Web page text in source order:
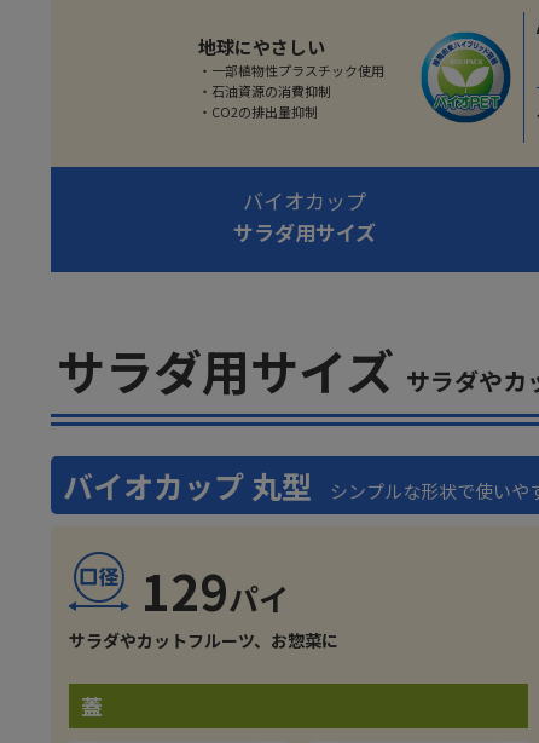
地球にやさしい
・一部植物性プラスチック使用
・石油資源の消費抑制
・CO2の排出量抑制
バイオカップ
サラダ用サイズ
サラダ用サイズ サラダやカ
バイオカップ 丸型 シンプルな形状で使いや
129
サラダやカットフルーツ、お惣菜に
蓋